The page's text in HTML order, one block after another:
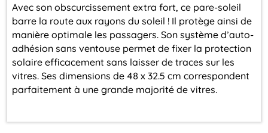
2025 2026
14,5
Avec son obscurcissement extra fort, ce pare-soleil
barre la route aux rayons du soleil ! Il protège ainsi de
manière optimale les passagers. Son système d’auto-
adhésion sans ventouse permet de fixer la protection
solaire efficacement sans laisser de traces sur les
vitres. Ses dimensions de 48 x 32.5 cm correspondent
parfaitement à une grande majorité de vitres.